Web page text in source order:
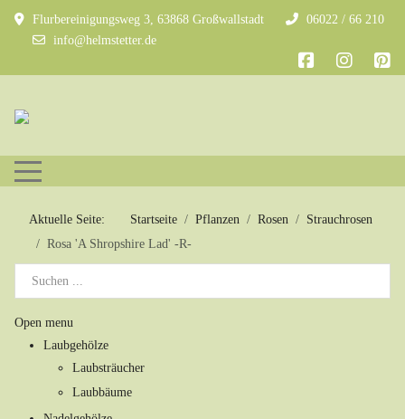
Flurbereinigungsweg 3, 63868 Großwallstadt
06022 / 66 210
info@helmstetter.de
Mobile Menu Toggle
Aktuelle Seite: Startseite Pflanzen Rosen
Strauchrosen
Rosa 'A Shropshire Lad' -R-
Open menu
Laubgehölze
Laubsträucher
Laubbäume